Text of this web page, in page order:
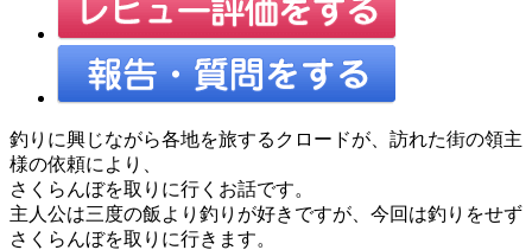
釣りに興じながら各地を旅するクロードが、訪れた街の領主
様の依頼により、
さくらんぼを取りに行くお話です。
主人公は三度の飯より釣りが好きですが、今回は釣りをせず
さくらんぼを取りに行きます。